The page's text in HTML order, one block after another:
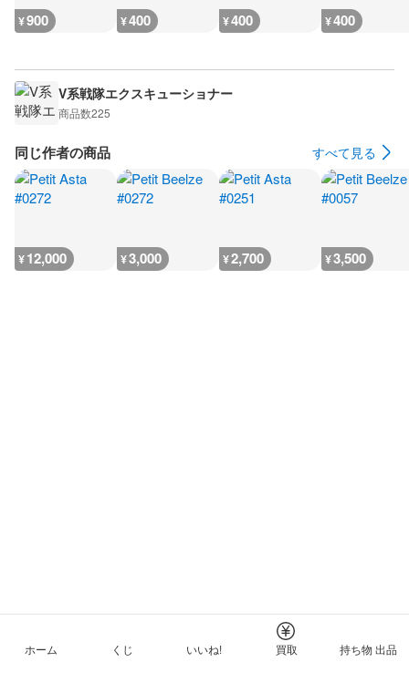
¥900 ¥400 ¥400 ¥400
V系戦隊エクスキューショナー
商品数225
同じ作者の商品 すべて見る
¥12,000 ¥3,000 ¥2,700 ¥3,500
ホーム くじ いいね! 買取 持ち物 出品